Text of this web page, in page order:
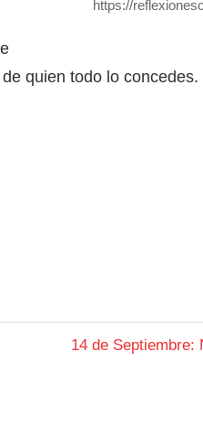
https://
quien todo lo concedes.
Siguiente
14 de Septiembre: